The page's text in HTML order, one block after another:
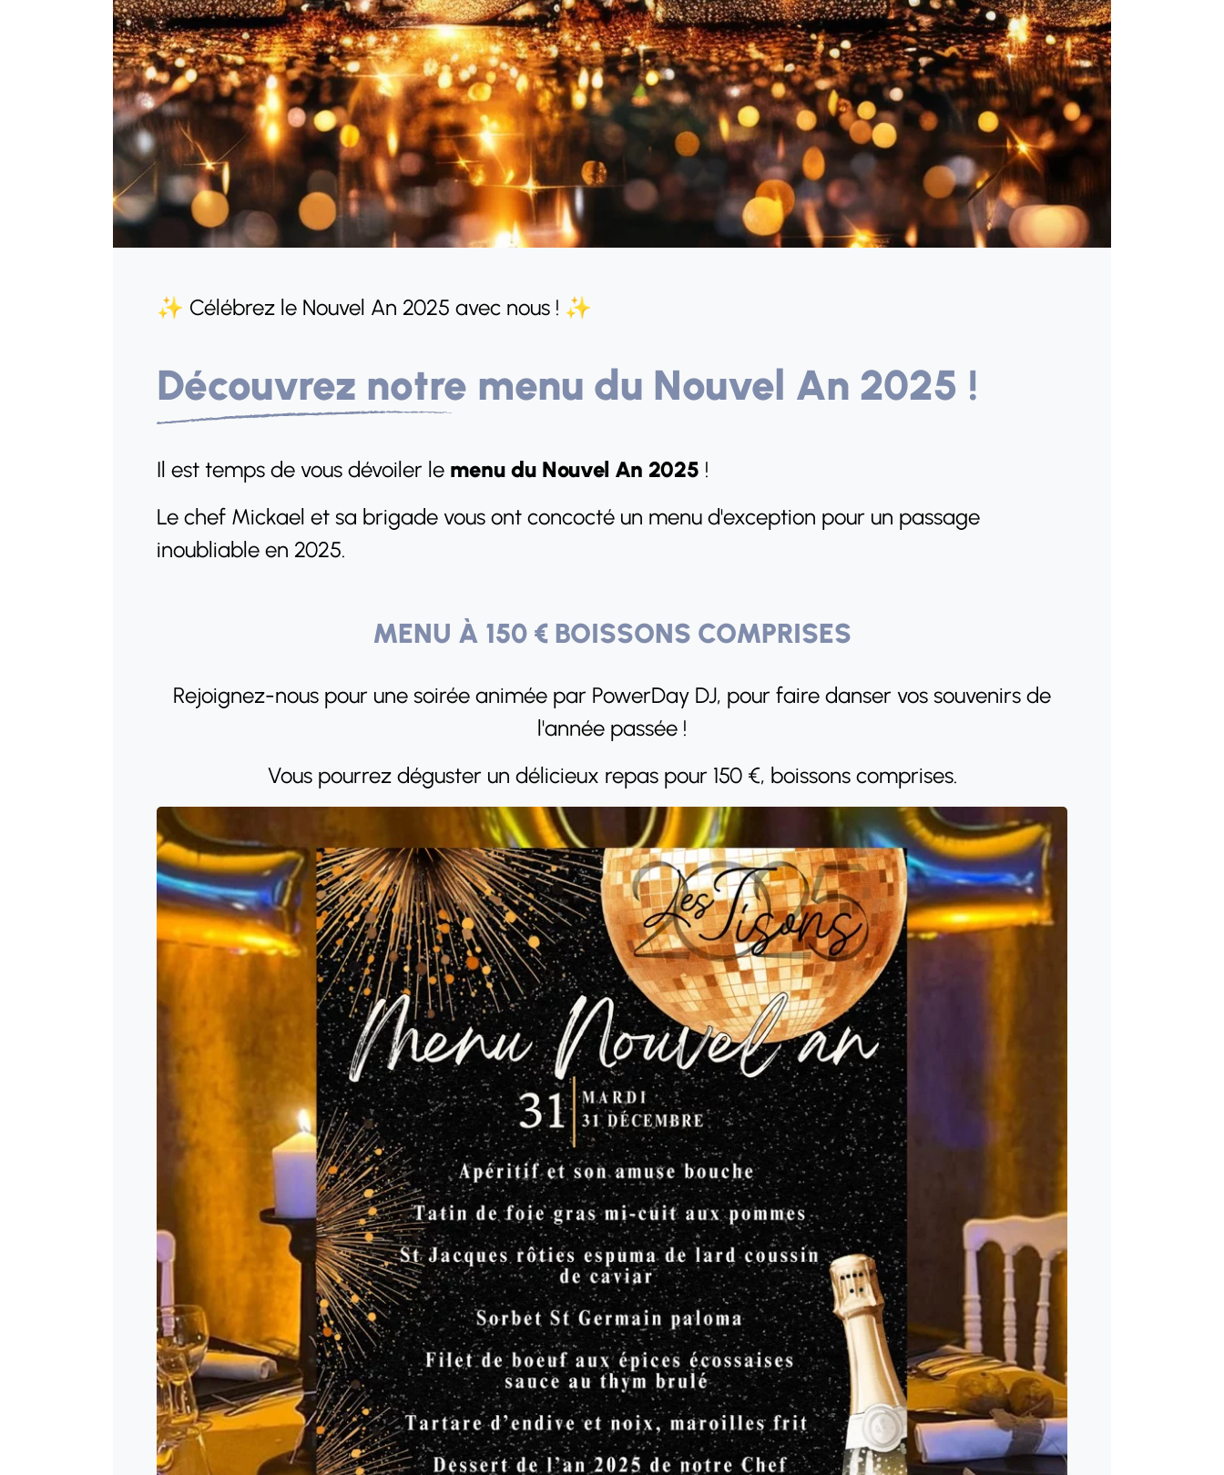
✨ Célébrez le Nouvel An 2025 avec nous ! ✨
Découvrez notre menu du Nouvel An 2025 !
Il est temps de vous dévoiler le menu du Nouvel An 2025 !
Le chef Mickael et sa brigade vous ont concocté un menu d'exception pour un passage
inoubliable en 2025.
MENU À 150 € BOISSONS COMPRISES
Rejoignez-nous pour une soirée animée par PowerDay DJ, pour faire danser vos souvenirs de
l'année passée !
Vous pourrez déguster un délicieux repas pour 150 €, boissons comprises.